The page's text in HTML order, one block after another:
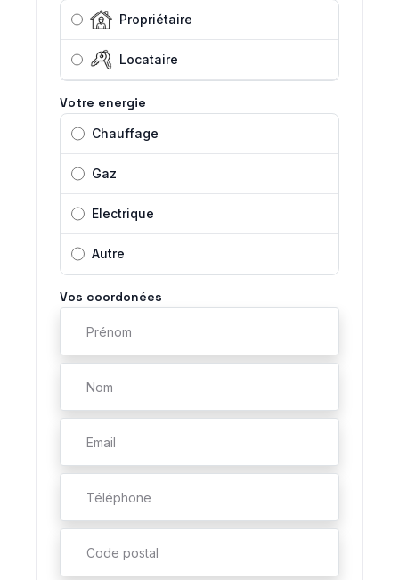
Propriétaire
Locataire
Votre energie
Chauffage
Gaz
Electrique
Autre
Vos coordonées